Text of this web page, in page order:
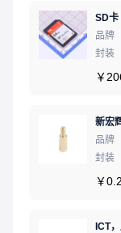
品牌
封装
￥
品牌
封装
￥